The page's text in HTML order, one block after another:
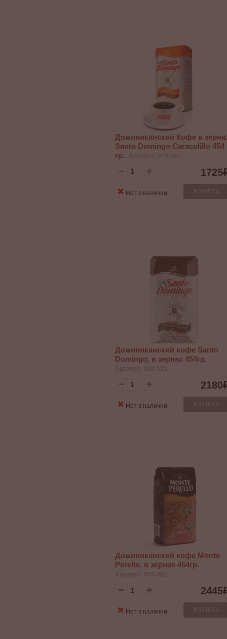
Доминиканский Кофе в
Santo Domingo Caracolillo 454
гр.
1725
КУПИТЬ
Нет в наличии
Доминиканский кофе Santo
Domingo, в зернах 454гр.
2180
КУПИТЬ
Нет в наличии
Доминиканский кофе Monte
Perello, в зернах 454гр.
2445
КУПИТЬ
Нет в наличии